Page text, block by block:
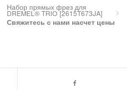
Набор прямых фрез для
DREMEL® TRIO [2615T673JA]
Свяжитесь с нами насчет цены